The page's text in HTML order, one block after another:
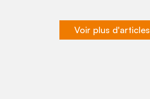
Voir plus d'articles